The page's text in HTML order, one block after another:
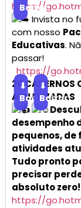
https://
Baixar
Invista no
com nosso
Educativas.
passar!
https://
20 CADERNOS
⬇
Baixar
⬇
Baixar
desempenho
pequenos, de
atividades
Tudo pronto
precisar
absoluto zero!
https://